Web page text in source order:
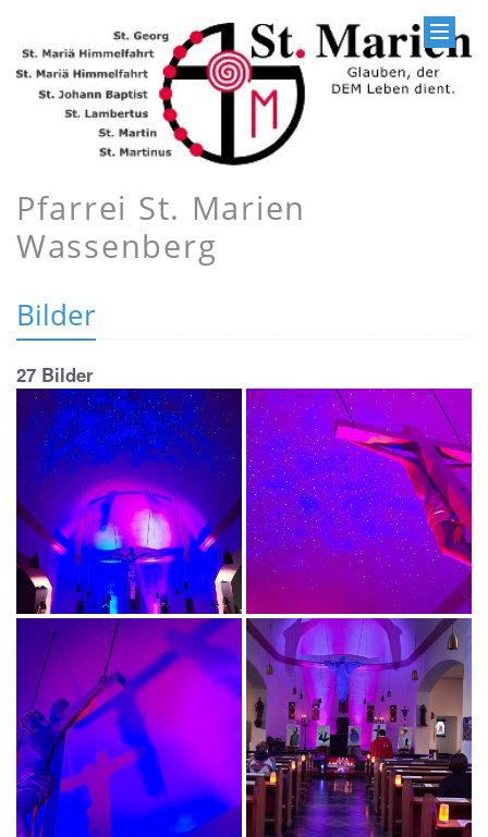
Pfarrei St. Marien
Wassenberg
Bilder
27 Bilder